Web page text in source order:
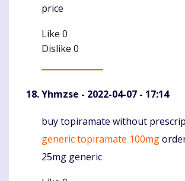
price
Like 0
Dislike 0
Yhmzse - 2022-04-07 - 17:14
Komentaras
buy topiramate without
generic topiramate 100mg
25mg generic